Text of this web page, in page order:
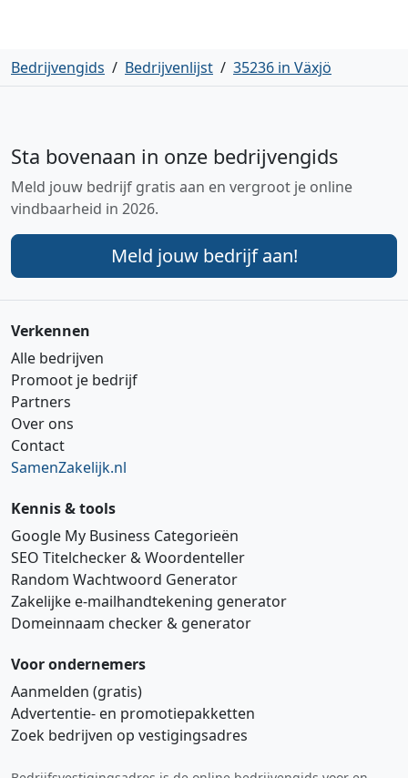
Bedrijvengids / Bedrijvenlijst / 35236 in Växjö
Sta bovenaan in onze bedrijvengids
Meld jouw bedrijf gratis aan en vergroot je online
vindbaarheid in 2026.
Meld jouw bedrijf aan!
Verkennen
Alle bedrijven
Promoot je bedrijf
Partners
Over ons
Contact
SamenZakelijk.nl
Kennis & tools
Google My Business Categorieën
SEO Titelchecker & Woordenteller
Random Wachtwoord Generator
Zakelijke e‑mailhandtekening generator
Domeinnaam checker & generator
Voor ondernemers
Aanmelden (gratis)
Advertentie‑ en promotiepakketten
Zoek bedrijven op vestigingsadres